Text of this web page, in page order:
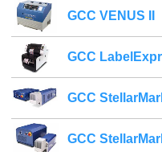
GCC VENUS II
GCC
GCC
GCC